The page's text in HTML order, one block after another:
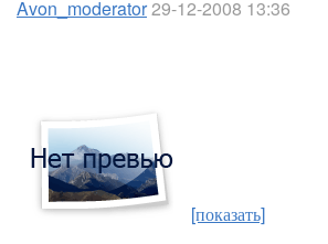
Avon_moderator29-12-2008 13:36
[показать]